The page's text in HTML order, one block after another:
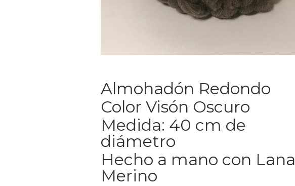
Almohadón Redondo
Color Visón Oscuro
Medida: 40 cm de
diámetro
Hecho a mano con Lana
Merino